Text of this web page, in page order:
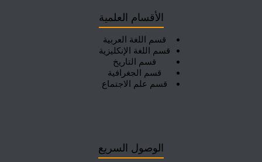
الأقسام العلمية
قسم اللغة العربية
قسم اللغة الإنكليزية
قسم التاريخ
قسم الجغرافية
قسم علم الاجتماع
الوصول السريع